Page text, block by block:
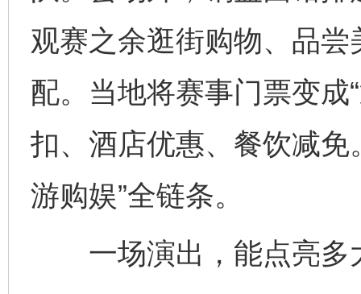
观赛之余逛街购物、品
配。当地将赛事门票变成
扣、酒店优惠、餐饮减免
游购娱”全链条。
一场演出，能点亮多